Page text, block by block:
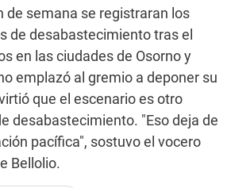
de semana se registraran los
de desabastecimiento tras el
en las ciudades de Osorno y
emplazó al gremio a deponer su
que el escenario es otro
desabastecimiento. "Eso deja de
pacífica", sostuvo el vocero
Bellolio.